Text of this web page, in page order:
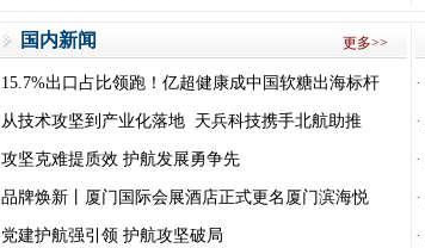
国内新闻 更多>>
15.7%出口占比领跑！亿超健康成中国软糖出海标杆
从技术攻坚到产业化落地 天兵科技携手北航助推
攻坚克难提质效 护航发展勇争先
品牌焕新丨厦门国际会展酒店正式更名厦门滨海悦
党建护航强引领 护航攻坚破局
·
·
·
·
·